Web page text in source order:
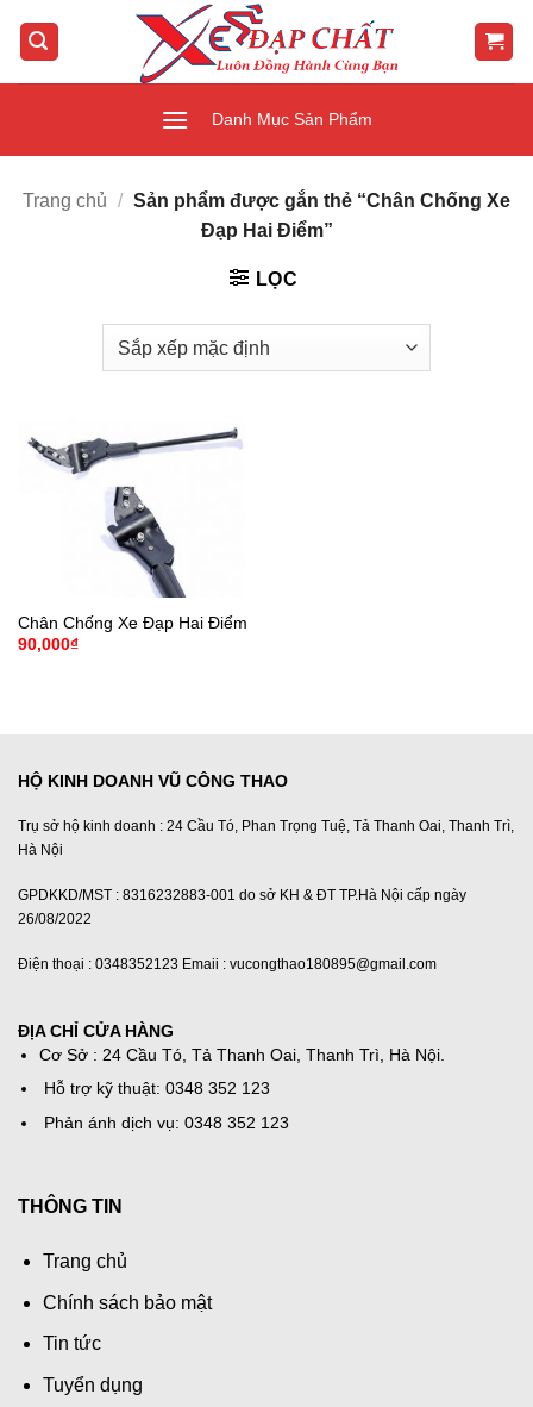
qua
Danh Mục Sản Phẩm
Trang chủ / Sản phẩm được gắn thẻ “Chân Chống Xe
Đạp Hai Điểm”
LỌC
Chân Chống Xe Đạp Hai Điểm
90,000₫
HỘ KINH DOANH VŨ CÔNG THAO
Trụ sở hộ kinh doanh : 24 Cầu Tó, Phan Trọng Tuệ, Tả Thanh Oai, Thanh Trì,
Hà Nội
GPDKKD/MST : 8316232883-001 do sở KH & ĐT TP.Hà Nội cấp ngày
26/08/2022
Điện thoại : 0348352123 Emaii : vucongthao180895@gmail.com
ĐỊA CHỈ CỬA HÀNG
Cơ Sở : 24 Cầu Tó, Tả Thanh Oai, Thanh Trì, Hà Nội.
Hỗ trợ kỹ thuật: 0348 352 123
Phản ánh dịch vụ: 0348 352 123
THÔNG TIN
Trang chủ
Chính sách bảo mật
Tin tức
Tuyển dụng